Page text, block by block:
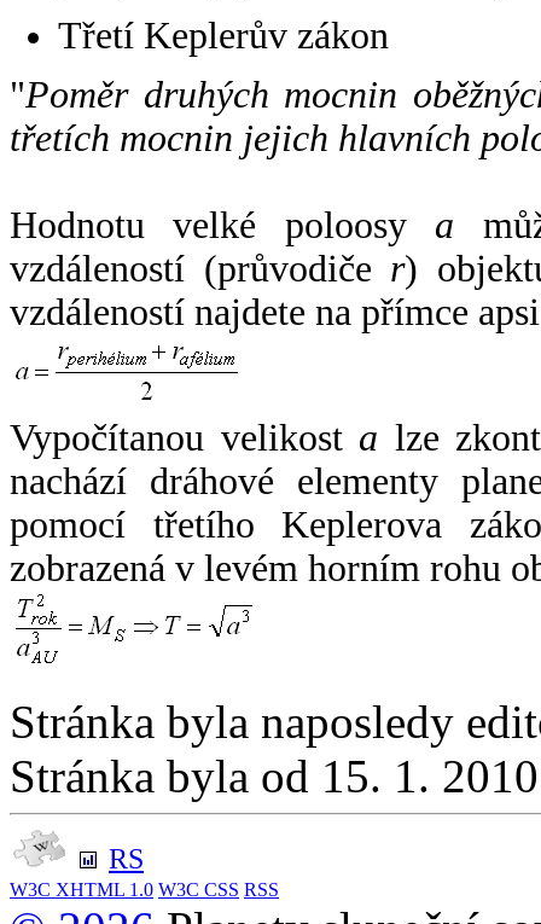
Třetí Keplerův zákon
"Poměr druhých mocnin
třetích mocnin jejich hlavních
Hodnotu velké poloosy a
vzdáleností (průvodiče r)
vzdáleností najdete na přímce
Vypočítanou velikost a lze
nachází dráhové elementy
pomocí třetího Keplerova
zobrazená v levém horním rohu
Stránka byla naposledy
Stránka byla od 15. 1.
RS
W3C XHTML 1.0 W3C CSS RSS